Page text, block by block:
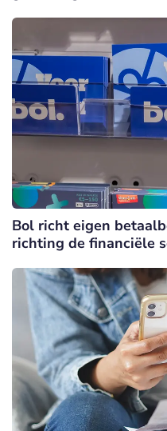
Bol richt eigen
richting de financiële